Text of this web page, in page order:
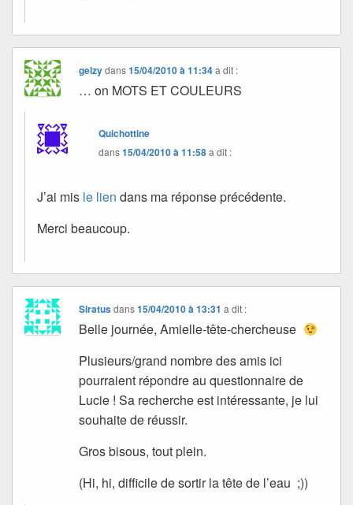
gelzydans15/04/2010 à 11:34 a dit :
… on MOTS ET COULEURS
Quichottine
dans15/04/2010 à 11:58a dit :
J’ai mis le lien dans ma réponse précédente.
Merci beaucoup.
Siratusdans15/04/2010 à 13:31 a dit :
Belle journée, Amielle-tête-chercheuse
Plusieurs/grand nombre des amis ici
pourraient répondre au questionnaire de
Lucie ! Sa recherche est intéressante, je lui
souhaite de réussir.
Gros bisous, tout plein.
(Hi, hi, difficile de sortir la tête de l’eau ;))